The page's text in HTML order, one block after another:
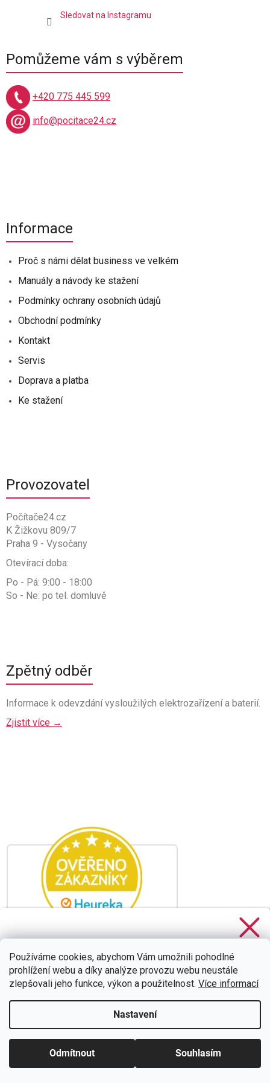
Používáme cookies, abychom Vám umožnili pohodlné
prohlížení webu a díky analýze provozu webu neustále
zlepšovali jeho funkce, výkon a použitelnost. Více informací
Nastavení
Odmítnout Souhlasím
Sledovat na Instagramu
Pomůžeme vám s výběrem
+420 775 445 599
info@pocitace24.cz
Informace
Proč s námi dělat business ve velkém
Manuály a návody ke stažení
Podmínky ochrany osobních údajů
Obchodní podmínky
Kontakt
Servis
Doprava a platba
Ke stažení
Provozovatel
Počítače24.cz
K Žižkovu 809/7
Praha 9 - Vysočany
Otevírací doba:
Po - Pá: 9:00 - 18:00
So - Ne: po tel. domluvě
Zpětný odběr
Informace k odevzdání vysloužilých elektrozařízení a baterií.
Zjistit více →
na 300,- Kč je Váš!
CHCI SLEVU
Zásady zpracování osobních údajů